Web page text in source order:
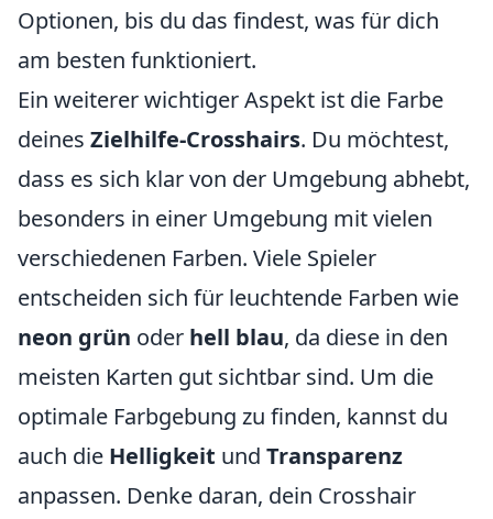
Optionen, bis du das findest, was für dich
am besten funktioniert.
Ein weiterer wichtiger Aspekt ist die Farbe
deines Zielhilfe-Crosshairs. Du möchtest,
dass es sich klar von der Umgebung abhebt,
besonders in einer Umgebung mit vielen
verschiedenen Farben. Viele Spieler
entscheiden sich für leuchtende Farben wie
neon grün oder hell blau, da diese in den
meisten Karten gut sichtbar sind. Um die
optimale Farbgebung zu finden, kannst du
auch die Helligkeit und Transparenz
anpassen. Denke daran, dein Crosshair